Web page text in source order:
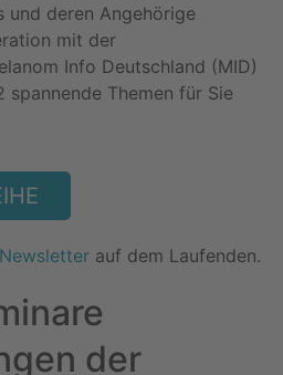
und deren Angehörige
mit der
Info Deutschland (MID)
spannende Themen für Sie
Newsletter auf dem Laufenden.
der